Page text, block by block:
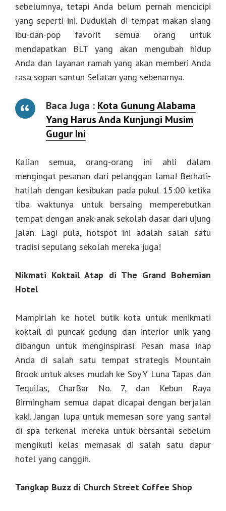
sebelumnya, tetapi Anda belum pernah mencicipi
yang seperti ini. Duduklah di tempat makan siang
ibu-dan-pop favorit semua orang untuk
mendapatkan BLT yang akan mengubah hidup
Anda dan layanan ramah yang akan memberi Anda
rasa sopan santun Selatan yang sebenarnya.
Baca Juga : Kota Gunung Alabama
Yang Harus Anda Kunjungi Musim
Gugur Ini
Kalian semua, orang-orang ini ahli dalam
mengingat pesanan dari pelanggan lama! Berhati-
hatilah dengan kesibukan pada pukul 15:00 ketika
tiba waktunya untuk bersaing memperebutkan
tempat dengan anak-anak sekolah dasar dari ujung
jalan. Lagi pula, hotspot ini adalah salah satu
tradisi sepulang sekolah mereka juga!
Nikmati Koktail Atap di The Grand Bohemian
Hotel
Mampirlah ke hotel butik kota untuk menikmati
koktail di puncak gedung dan interior unik yang
dibangun untuk menginspirasi. Pesan masa inap
Anda di salah satu tempat strategis Mountain
Brook untuk akses mudah ke Soy Y Luna Tapas dan
Tequilas, CharBar No. 7, dan Kebun Raya
Birmingham semua dapat dicapai dengan berjalan
kaki. Jangan lupa untuk memesan sore yang santai
di spa terkenal mereka untuk bersantai sebelum
mengikuti kelas memasak di salah satu dapur
hotel yang canggih.
Tangkap Buzz di Church Street Coffee Shop